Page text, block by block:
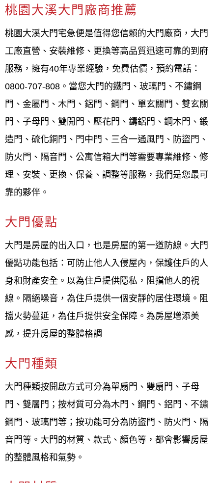
門更換安裝維修的專家）
大門做的很漂亮！他們是大門更換安裝維修
的專家，提供各種大門如：鐵門、玻璃門、
不鏽鋼門、金屬門、木門、鋁門、鋼門、單
玄關門、雙玄關門、子母門、雙開門、壓花
門、鑄鋁門、鋼木門、鍛造門、硫化銅門、
門中門、三合一通風門、防盜門、防火門、
隔音門、公寓信箱大門。各種大門款式有現
代、工業、簡約等風格大門。40年的資歷，
經驗豐富 師傅自己接案子，服務專業、態度
有禮；溝通親切，收費也合理，依照業主需
絲鬆脫、門片歪斜、門卡住關不起來的的問
題。
桃園大溪大門安裝、桃園大溪大門
保養、桃園大溪大門維修
桃園大溪大門安裝、保養、維修，均有專業的服務人
員到現場評估與業者討論，把多年來的專業經驗與熱
商，施工過程嚴格把關，讓客戶有更優良的品質，歡
迎來電0800-707-808或加入LINE，我們都有專人來為
您解答。
桃園大溪大門安裝維修案例分享、
桃園大溪大門更換案例：
桃園大溪大門廠商推薦
桃園大溪大門宅急便是值得您信賴的大門廠商，大門
工廠直營、安裝維修、更換等高品質迅速可靠的到府
服務，擁有40年專業經驗，免費估價，預約電話：
0800-707-808。當您大門的鐵門、玻璃門 、 不鏽鋼
門、 金屬門、木門、鋁門、鋼門 、 單玄關門、雙玄關
門、子母門、雙開門、壓花門、鑄鋁門、鋼木門、鍛
造門、硫化銅門、門中門、三合一通風門、 防盜門、
防火門、隔音門 、公寓信箱大門等需要專業維修、修
理、安裝、更換、保養、調整等服務，我們是您最可
靠的夥伴。
大門優點
大門是房屋的出入口，也是房屋的第一道防線。大門
優點功能包括：可防止他人入侵屋內，保護住戶的人
身和財產安全。以為住戶提供隱私，阻擋他人的視
線。隔絕噪音，為住戶提供一個安靜的居住環境。阻
擋火勢蔓延，為住戶提供安全保障。為房屋增添美
感，提升房屋的整體格調
大門種類
大門種類按開啟方式可分為單扇門、雙扇門、子母
門、雙層門；按材質可分為木門、鋼門、鋁門、不鏽
鋼門、玻璃門等；按功能可分為防盜門、防火門、隔
音門等。大門的材質、款式、顏色等，都會影響房屋
的整體風格和氣勢。